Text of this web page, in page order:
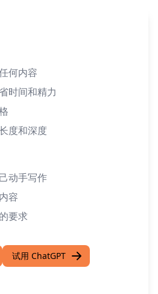
何内容
时间和精力
度和深度
动手写作
容
要求
试用 ChatGPT